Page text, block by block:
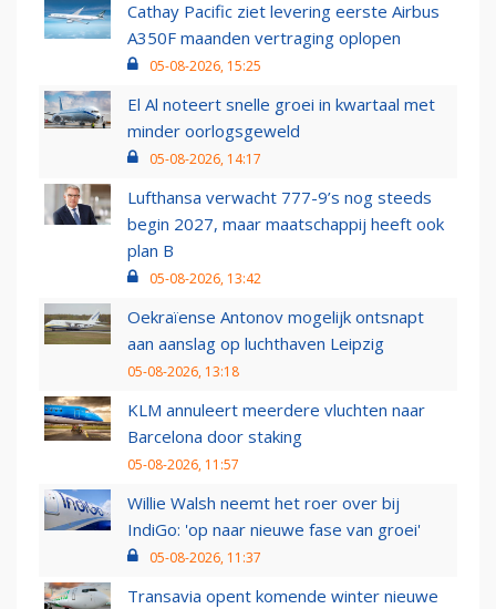
Cathay Pacific ziet levering eerste Airbus
A350F maanden vertraging oplopen
05-08-2026, 15:25
El Al noteert snelle groei in kwartaal met
minder oorlogsgeweld
05-08-2026, 14:17
Lufthansa verwacht 777-9’s nog steeds
begin 2027, maar maatschappij heeft ook
plan B
05-08-2026, 13:42
Oekraïense Antonov mogelijk ontsnapt
aan aanslag op luchthaven Leipzig
05-08-2026, 13:18
KLM annuleert meerdere vluchten naar
Barcelona door staking
05-08-2026, 11:57
Willie Walsh neemt het roer over bij
IndiGo: 'op naar nieuwe fase van groei'
05-08-2026, 11:37
Transavia opent komende winter nieuwe